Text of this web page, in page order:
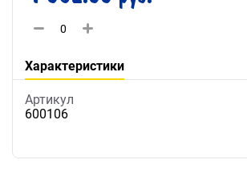
Характеристики
Артикул
600106